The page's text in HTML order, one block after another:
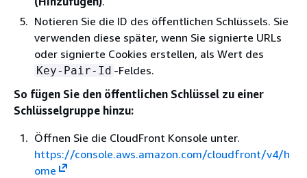
Notieren Sie die ID des öffentlichen Schlüssels. Sie
verwenden diese später, wenn Sie signierte URLs
oder signierte Cookies erstellen, als Wert des
Key-Pair-Id -Feldes.
So fügen Sie den öffentlichen Schlüssel zu einer
Schlüsselgruppe hinzu:
Öffnen Sie die CloudFront Konsole unter.
https://console.aws.amazon.com/cloudfront/v4/h
ome